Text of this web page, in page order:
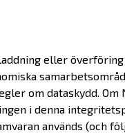
eller
om dataskydd. Om
i denna
används (och